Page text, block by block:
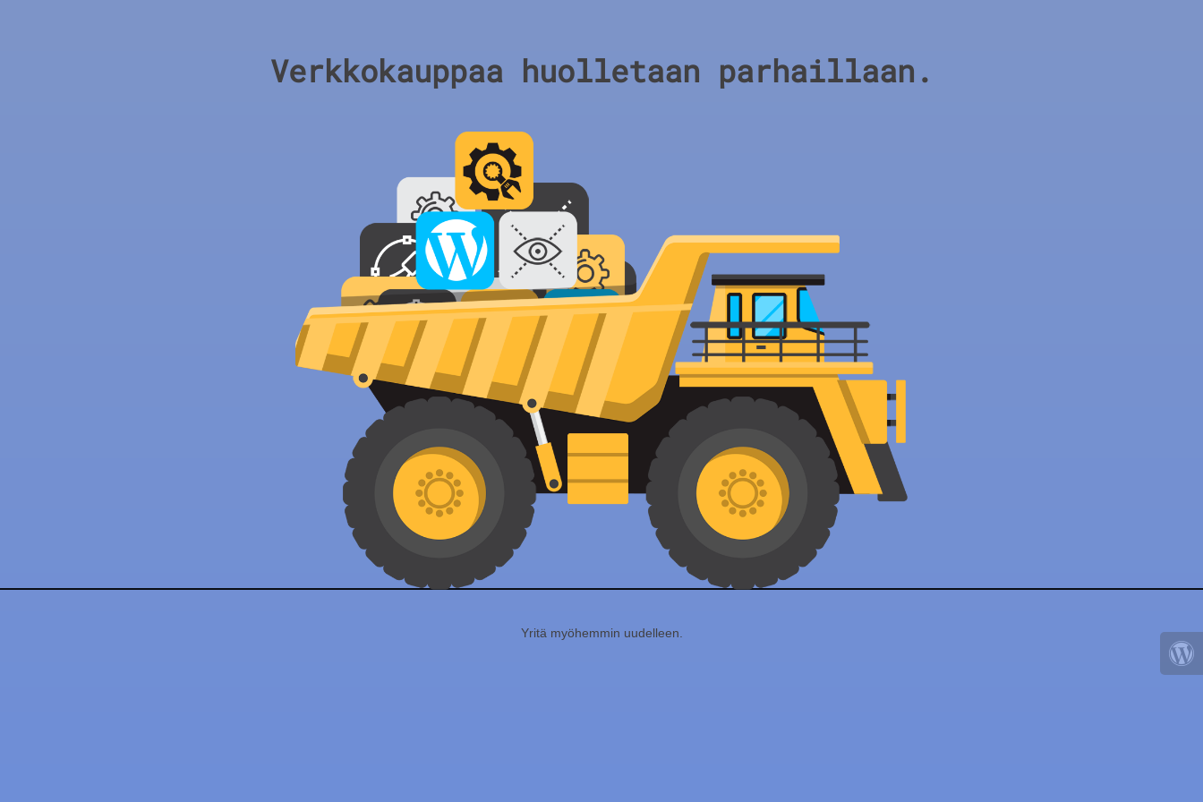
Verkkokauppaa huolletaan parhaillaan.
Yritä myöhemmin uudelleen.